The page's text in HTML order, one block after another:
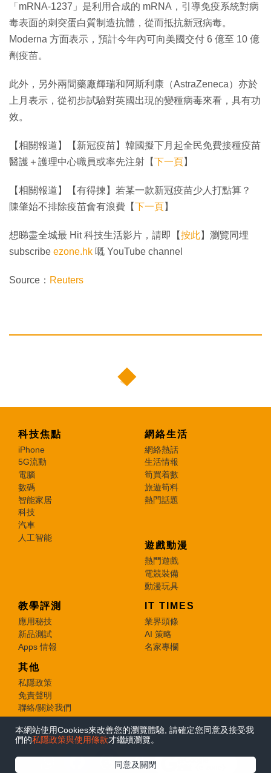
本網站使用Cookies來改善您的瀏覽體驗, 請確定您同意及接受我
們的私隱政策與使用條款才繼續瀏覽。
同意及關閉
「mRNA-1237」是利用合成的 mRNA，引導免疫系統對病
毒表面的刺突蛋白質制造抗體，從而抵抗新冠病毒。
Moderna 方面表示，預計今年內可向美國交付 6 億至 10 億
劑疫苗。
此外，另外兩間藥廠輝瑞和阿斯利康（AstraZeneca）亦於
上月表示，從初步試驗對英國出現的變種病毒來看，具有功
效。
【相關報道】【新冠疫苗】韓國擬下月起全民免費接種疫苗
醫護＋護理中心職員或率先注射【下一頁】
【相關報道】【有得揀】若某一款新冠疫苗少人打點算？
陳肇始不排除疫苗會有浪費【下一頁】
想睇盡全城最 Hit 科技生活影片，請即【按此】瀏覽同埋
subscribe ezone.hk 嘅 YouTube channel
Source： Reuters
科技焦點
iPhone
5G流動
電腦
數碼
智能家居
科技
汽車
人工智能
網絡生活
網絡熱話
生活情報
筍買着數
旅遊筍料
熱門話題
遊戲動漫
熱門遊戲
電競裝備
動漫玩具
教學評測
應用秘技
新品測試
Apps 情報
IT TIMES
業界頭條
AI 策略
名家專欄
其他
私隱政策
免責聲明
聯絡/關於我們
© 2026 e-zone. All Rights Reserved.